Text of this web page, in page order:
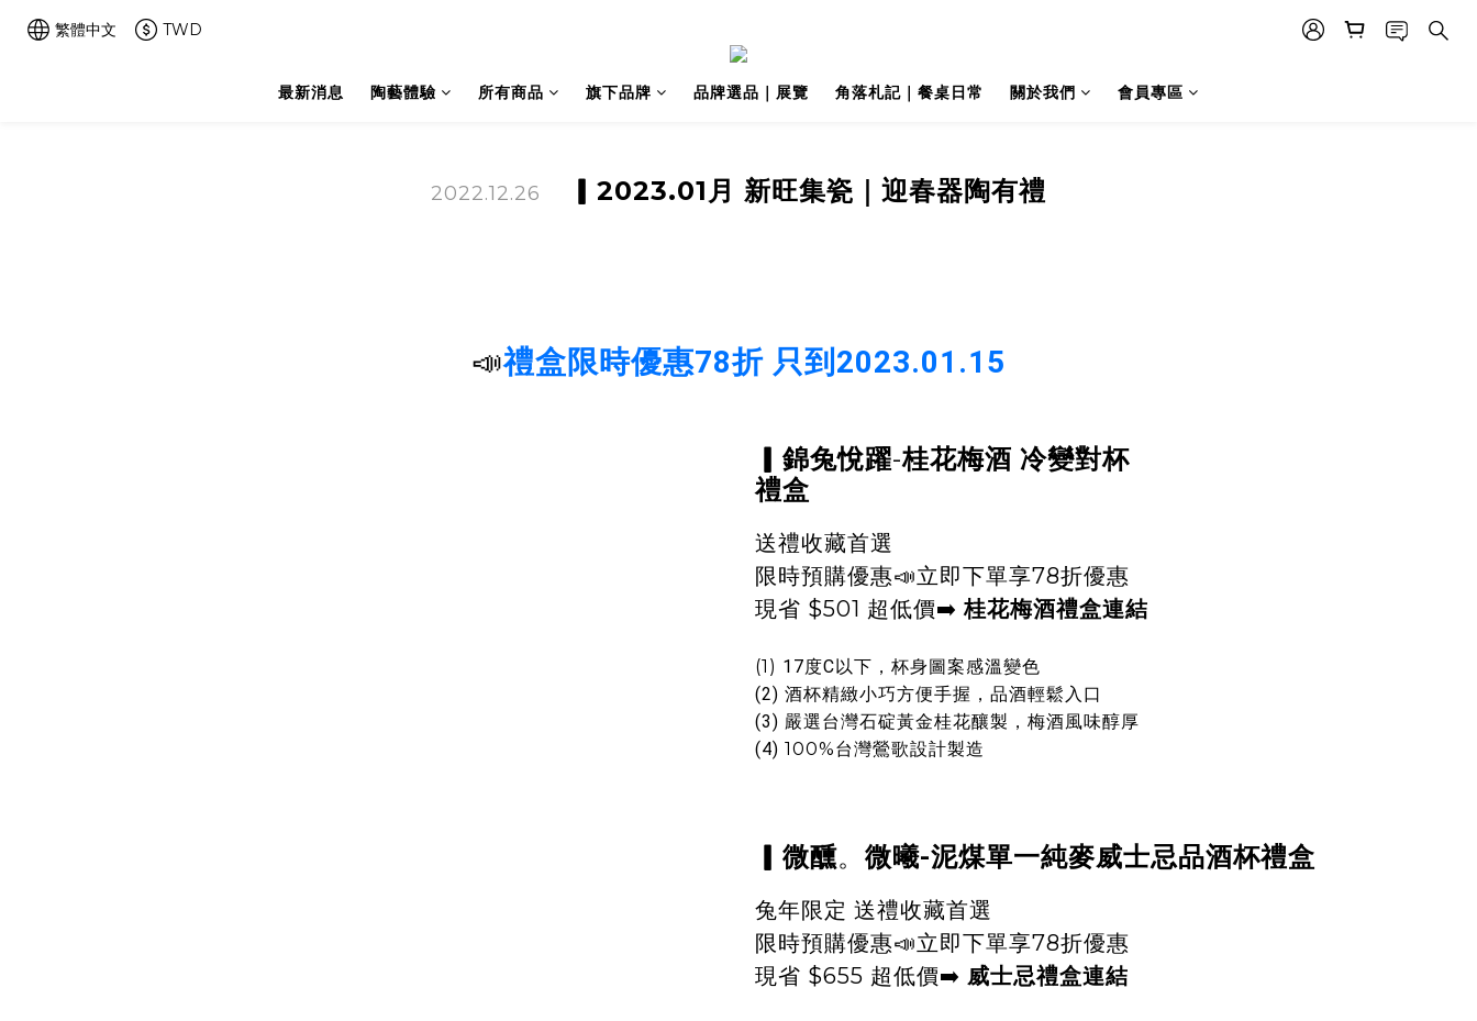
繁體中文 TWD
最新消息 陶藝體驗 所有商品 旗下品牌 品牌選品｜展覽 角落札記｜餐桌日常 關於我們 會員專區
2022.12.26 2023.01月 新旺集瓷 ｜迎春器陶有禮
📣禮盒限時優惠78折 只到2023.01.15
▎錦兔悅躍-桂花梅酒 冷變對杯
禮盒
送禮收藏首選
限時預購優惠📣立即下單享78折優惠
現省 $501 超低價➡️ 桂花梅酒禮盒連結
(1) 17度C以下，杯身圖案感溫變色
(2) 酒杯精緻小巧方便手握，品酒輕鬆入口
(3) 嚴選台灣石碇黃金桂花釀製，梅酒風味醇厚
(4) 100%台灣鶯歌設計製造
▎微醺。 微曦-泥煤單一純麥威士忌品酒杯禮盒
兔年限定 送禮收藏首選
限時預購優惠📣立即下單享78折優惠
現省 $655 超低價➡️ 威士忌禮盒連結